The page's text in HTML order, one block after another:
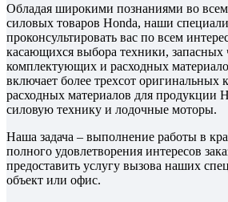
Обладая широкими познаниями во всем
силовых товаров Honda, наши
проконсультировать вас по всем
касающихся выбора техники, запасных
комплектующих и расходных
включает более трехсот
расходных материалов для продукции
силовую технику и лодочные моторы.
Наша задача – выполнение работы в
полного удовлетворения интересов
предоставить услугу вызова наших
объект или офис.